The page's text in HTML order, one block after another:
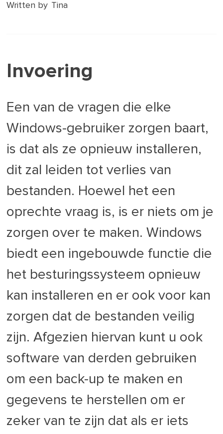
Written by Tina
Invoering
Een van de vragen die elke
Windows-gebruiker zorgen baart,
is dat als ze opnieuw installeren,
dit zal leiden tot verlies van
bestanden. Hoewel het een
oprechte vraag is, is er niets om je
zorgen over te maken. Windows
biedt een ingebouwde functie die
het besturingssysteem opnieuw
kan installeren en er ook voor kan
zorgen dat de bestanden veilig
zijn. Afgezien hiervan kunt u ook
software van derden gebruiken
om een back-up te maken en
gegevens te herstellen om er
zeker van te zijn dat als er iets